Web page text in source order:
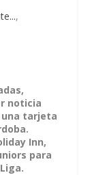
,
noticia
tarjeta
Inn,
para